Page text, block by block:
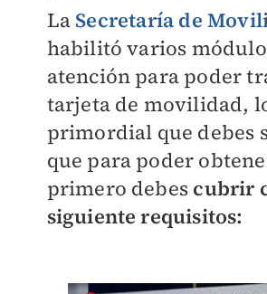
La Secretaría de
habilitó varios
atención para poder
tarjeta de movilidad,
primordial que debes
que para poder
primero debes cubrir
siguiente requisitos: